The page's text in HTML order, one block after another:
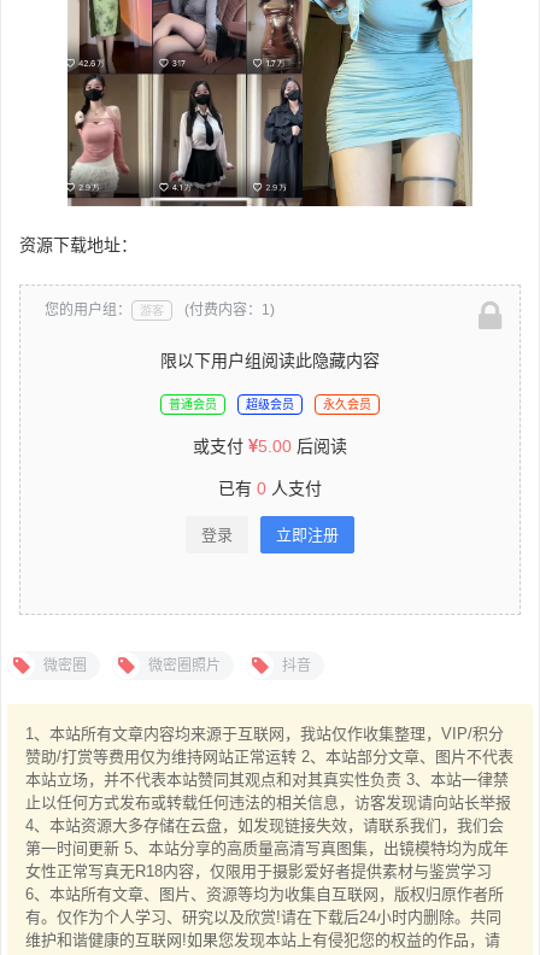
资源下载地址：
您的用户组： 游客 (付费内容：1)
限以下用户组阅读此隐藏内容
普通会员 超级会员 永久会员
或支付 5.00 后阅读
已有 0 人支付
登录 立即注册
微密圈 微密圈照片 抖音
1、本站所有文章内容均来源于互联网，我站仅作收集整理，VIP/积分
赞助/打赏等费用仅为维持网站正常运转 2、本站部分文章、图片不代表
本站立场，并不代表本站赞同其观点和对其真实性负责 3、本站一律禁
止以任何方式发布或转载任何违法的相关信息，访客发现请向站长举报
4、本站资源大多存储在云盘，如发现链接失效，请联系我们，我们会
第一时间更新 5、本站分享的高质量高清写真图集，出镜模特均为成年
女性正常写真无R18内容，仅限用于摄影爱好者提供素材与鉴赏学习
6、本站所有文章、图片、资源等均为收集自互联网，版权归原作者所
有。仅作为个人学习、研究以及欣赏!请在下载后24小时内删除。共同
维护和谐健康的互联网!如果您发现本站上有侵犯您的权益的作品，请